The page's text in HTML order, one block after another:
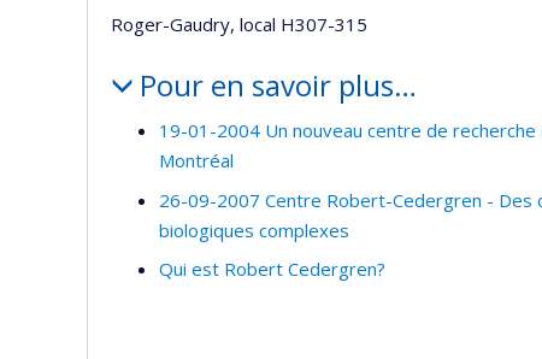
Roger-Gaudry, local H307-315
Pour en savoir plus…
19-01-2004 Un nouveau centre de
Montréal
26-09-2007 Centre Robert-Cedergren - Des
biologiques complexes
Qui est Robert Cedergren?